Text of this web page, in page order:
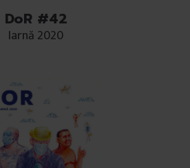
DoR #42
Iarnă 2020